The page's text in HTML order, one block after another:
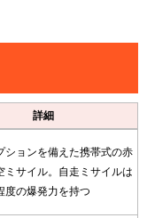
詳細
ションを備えた携帯式の赤
ミサイル。自走ミサイルは
度の爆発力を持つ